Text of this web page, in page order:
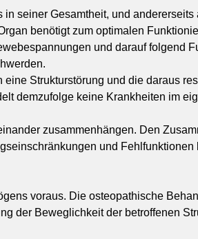
seiner Gesamtheit, und
benötigt zum optimalen
und darauf folgend
Strukturstörung und die daraus
demzufolge keine Krankheiten im
zusammenhängen. Den
und
voraus. Die osteopathische
der Beweglichkeit der betroffenen